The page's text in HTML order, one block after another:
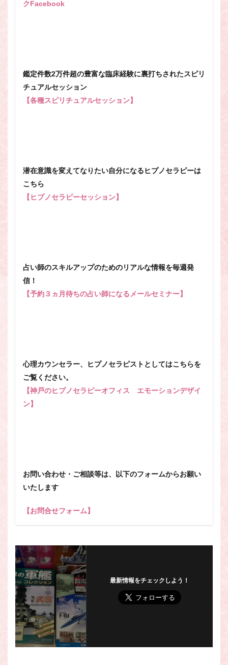
クFacebook
鑑定件数2万件超の豊富な臨床経験に裏打ちされたスピリ
チュアルセッション
【各種スピリチュアルセッション】
潜在意識を変えてなりたい自分になるヒプノセラピーは
こちら
【ヒプノセラピーセッション】
占い師のスキルアップのためのリアルな情報を毎週発
信！
【予約３ヵ月待ちの占い師になるメールセミナー】
心理カウンセラー、ヒプノセラピストとしてはこちらを
ご覧ください。
【神戸のヒプノセラピーオフィス エモーションデザイ
ン】
お問い合わせ・ご相談等は、以下のフォームからお願い
いたします
【お問合せフォーム】
最新情報をチェックしよう！